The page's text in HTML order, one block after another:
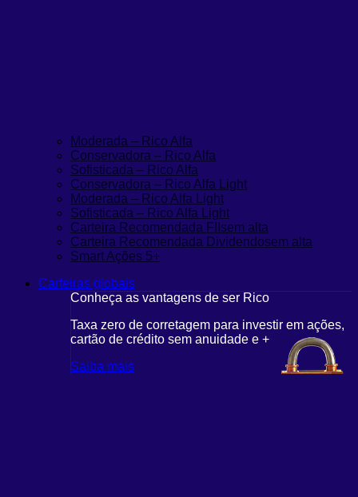
Moderada – Rico Alfa
Conservadora – Rico Alfa
Sofisticada – Rico Alfa
Conservadora – Rico Alfa Light
Moderada – Rico Alfa Light
Sofisticada – Rico Alfa Light
Carteira Recomendada FIIsem alta
Carteira Recomendada Dividendosem alta
Smart Ações 5+
Carteiras globais
Conheça as vantagens de ser Rico
Taxa zero de corretagem para investir em ações,
cartão de crédito sem anuidade e +
Saiba mais